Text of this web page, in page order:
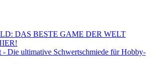
DAS BESTE GAME DER WELT
- Die ultimative Schwertschmiede für Hobby-